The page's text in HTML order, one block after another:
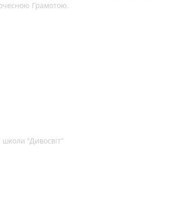
Грамотою.
школи “Дивосвіт”